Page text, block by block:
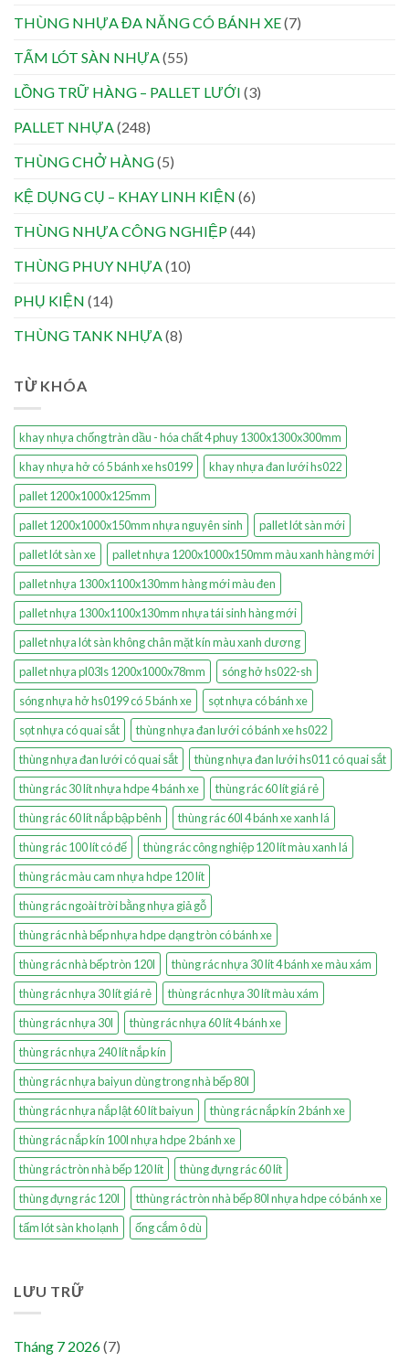
THÙNG NHỰA ĐA NĂNG CÓ BÁNH XE(7)
TẤM LÓT SÀN NHỰA(55)
LỒNG TRỮ HÀNG – PALLET LƯỚI (3)
PALLET NHỰA(248)
THÙNG CHỞ HÀNG(5)
KỆ DỤNG CỤ – KHAY LINH KIỆN (6)
THÙNG NHỰA CÔNG NGHIỆP(44)
THÙNG PHUY NHỰA(10)
PHỤ KIỆN (14)
THÙNG TANK NHỰA(8)
TỪ KHÓA
khay nhựa chống tràn dầu - hóa chất 4 phuy 1300x1300x300mm
khay nhựa hở có 5 bánh xe hs0199
khay nhựa đan lưới hs022
pallet 1200x1000x125mm
pallet 1200x1000x150mm nhựa nguyên sinh
pallet lót sàn mới
pallet lót sàn xe
pallet nhựa 1200x1000x150mm màu xanh hàng mới
pallet nhựa 1300x1100x130mm hàng mới màu đen
pallet nhựa 1300x1100x130mm nhựa tái sinh hàng mới
pallet nhựa lót sàn không chân mặt kín màu xanh dương
pallet nhựa pl03ls 1200x1000x78mm
sóng hở hs022-sh
sóng nhựa hở hs0199 có 5 bánh xe
sọt nhựa có bánh xe
sọt nhựa có quai sắt
thùng nhựa đan lưới có bánh xe hs022
thùng nhựa đan lưới có quai sắt
thùng nhựa đan lưới hs011 có quai sắt
thùng rác 30 lít nhựa hdpe 4 bánh xe
thùng rác 60 lít giá rẻ
thùng rác 60 lít nắp bập bênh
thùng rác 60l 4 bánh xe xanh lá
thùng rác 100 lít có đế
thùng rác công nghiệp 120 lít màu xanh lá
thùng rác màu cam nhựa hdpe 120 lít
thùng rác ngoài trời bằng nhựa giả gỗ
thùng rác nhà bếp nhựa hdpe dạng tròn có bánh xe
thùng rác nhà bếp tròn 120l
thùng rác nhựa 30 lít 4 bánh xe màu xám
thùng rác nhựa 30 lít giá rẻ
thùng rác nhựa 30 lít màu xám
thùng rác nhựa 30l
thùng rác nhựa 60 lít 4 bánh xe
thùng rác nhựa 240 lít nắp kín
thùng rác nhựa baiyun dùng trong nhà bếp 80l
thùng rác nhựa nắp lật 60 lít baiyun
thùng rác nắp kín 2 bánh xe
thùng rác nắp kín 100l nhựa hdpe 2 bánh xe
thùng rác tròn nhà bếp 120 lít
thùng đựng rác 60 lít
thùng đựng rác 120l
tthùng rác tròn nhà bếp 80l nhựa hdpe có bánh xe
tấm lót sàn kho lạnh
ống cắm ô dù
LƯU TRỮ
Tháng 7 2026(7)